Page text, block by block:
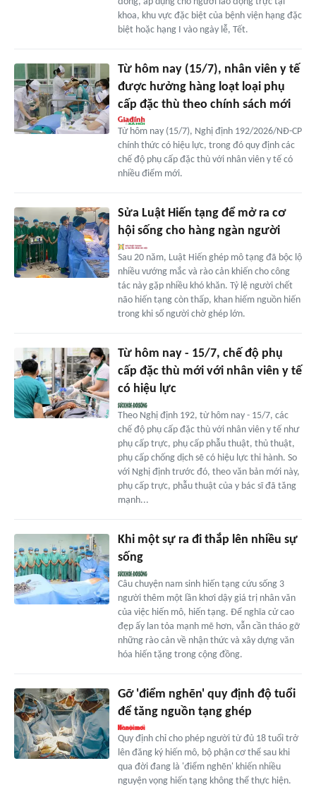
khoa, khu vực đặc biệt của bệnh viện hạng đặc
biệt hoặc hạng I vào ngày lễ, Tết.
Từ hôm nay (15/7), nhân viên y tế
được hưởng hàng loạt loại phụ
cấp đặc thù theo chính sách mới
Từ hôm nay (15/7), Nghị định 192/2026/NĐ-CP
chính thức có hiệu lực, trong đó quy định các
chế độ phụ cấp đặc thù với nhân viên y tế có
nhiều điểm mới.
Sửa Luật Hiến tạng để mở ra cơ
hội sống cho hàng ngàn người
Sau 20 năm, Luật Hiến ghép mô tạng đã bộc lộ
nhiều vướng mắc và rào cản khiến cho công
tác này gặp nhiều khó khăn. Tỷ lệ người chết
não hiến tạng còn thấp, khan hiếm nguồn hiến
trong khi số người chờ ghép lớn.
Từ hôm nay - 15/7, chế độ phụ
cấp đặc thù mới với nhân viên y tế
có hiệu lực
Theo Nghị định 192, từ hôm nay - 15/7, các
chế độ phụ cấp đặc thù với nhân viên y tế như
phụ cấp trực, phụ cấp phẫu thuật, thủ thuật,
phụ cấp chống dịch sẽ có hiệu lực thi hành. So
với Nghị định trước đó, theo văn bản mới này,
phụ cấp trực, phẫu thuật của y bác sĩ đã tăng
mạnh...
Khi một sự ra đi thắp lên nhiều sự
sống
Câu chuyện nam sinh hiến tạng cứu sống 3
người thêm một lần khơi dậy giá trị nhân văn
của việc hiến mô, hiến tạng. Để nghĩa cử cao
đẹp ấy lan tỏa mạnh mẽ hơn, vẫn cần tháo gỡ
những rào cản về nhận thức và xây dựng văn
hóa hiến tặng trong cộng đồng.
Gỡ 'điểm nghẽn' quy định độ tuổi
để tăng nguồn tạng ghép
Quy định chỉ cho phép người từ đủ 18 tuổi trở
lên đăng ký hiến mô, bộ phận cơ thể sau khi
qua đời đang là 'điểm nghẽn' khiến nhiều
nguyện vọng hiến tạng không thể thực hiện.